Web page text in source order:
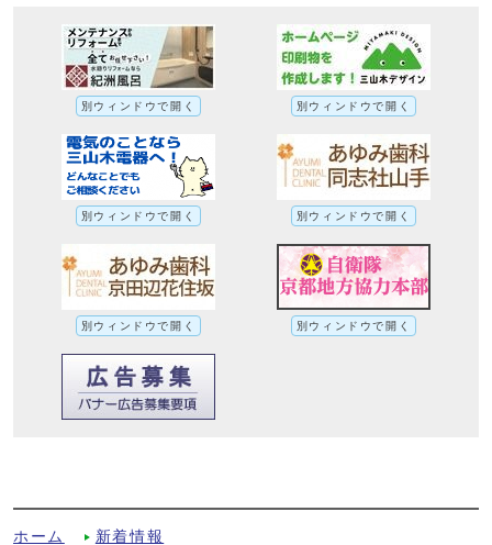
別ウィンドウで開く 別ウィンドウで開く
別ウィンドウで開く 別ウィンドウで開く
別ウィンドウで開く 別ウィンドウで開く
ホーム 新着情報